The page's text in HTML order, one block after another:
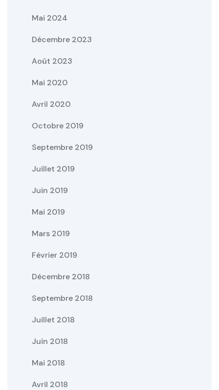
Mai 2024
Décembre 2023
Août 2023
Mai 2020
Avril 2020
Octobre 2019
Septembre 2019
Juillet 2019
Juin 2019
Mai 2019
Mars 2019
Février 2019
Décembre 2018
Septembre 2018
Juillet 2018
Juin 2018
Mai 2018
Avril 2018